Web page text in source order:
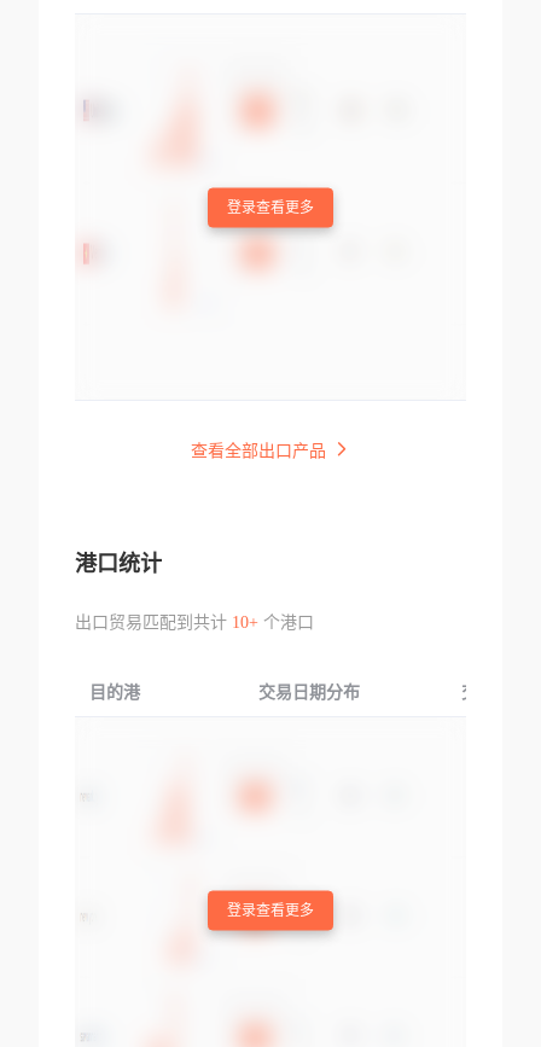
登录查看更多
查看全部出口产品
港口统计
出口贸易匹配到共计 10+个港口
目的港 交易日期分布 交易产品
登录查看更多